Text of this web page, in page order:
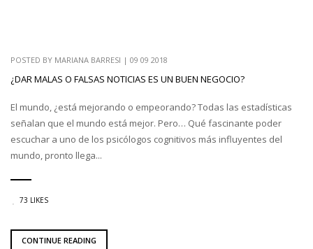
POSTED BY MARIANA BARRESI | 09 09 2018
¿DAR MALAS O FALSAS NOTICIAS ES UN BUEN NEGOCIO?
El mundo, ¿está mejorando o empeorando? Todas las estadísticas
señalan que el mundo está mejor. Pero… Qué fascinante poder
escuchar a uno de los psicólogos cognitivos más influyentes del
mundo, pronto llega...
73 LIKES
CONTINUE READING